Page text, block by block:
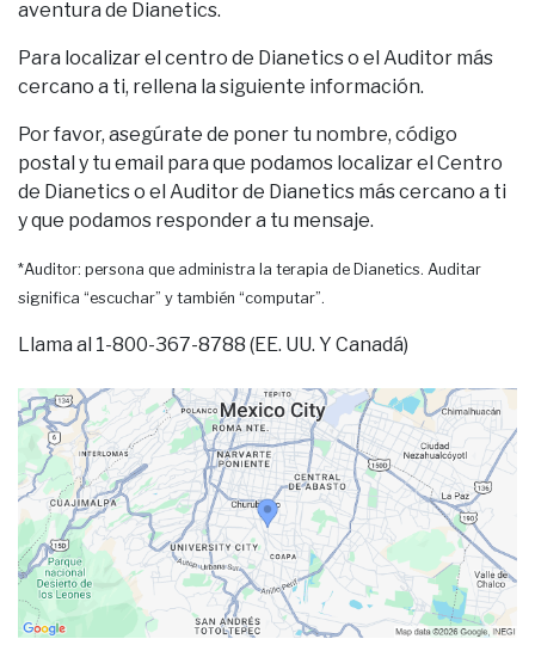
aventura de Dianetics.
Para localizar el centro de Dianetics o el Auditor más
cercano a ti, rellena la siguiente información.
Por favor, asegúrate de poner tu nombre, código
postal y tu email para que podamos localizar el Centro
de Dianetics o el Auditor de Dianetics más cercano a ti
y que podamos responder a tu mensaje.
*Auditor: persona que administra la terapia de Dianetics. Auditar
significa “escuchar” y también “computar”.
Llama al 1-800-367-8788 (EE. UU. Y Canadá)